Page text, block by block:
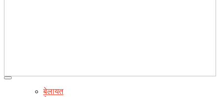
बेलायत